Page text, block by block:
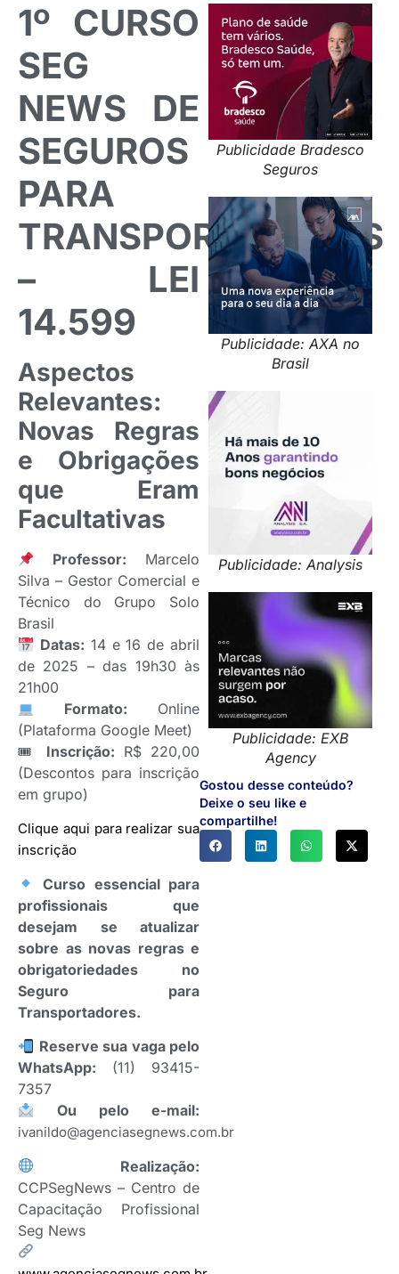
Publicidade Bradesco
Seguros
Publicidade: AXA no
Brasil
Publicidade: Analysis
Publicidade: EXB
Agency
Gostou desse conteúdo?
Deixe o seu like e
compartilhe!
1º CURSO
SEG
NEWS DE
SEGUROS
PARA
TRANSPORTADORES
– LEI
14.599
Aspectos
Relevantes:
Novas Regras
e Obrigações
que Eram
Facultativas
Professor: Marcelo
Silva – Gestor Comercial e
Técnico do Grupo Solo
Brasil
Datas: 14 e 16 de abril
de 2025 – das 19h30 às
21h00
Formato: Online
(Plataforma Google Meet)
🎟 Inscrição: R$ 220,00
(Descontos para inscrição
em grupo)
Clique aqui para realizar sua
inscrição
Curso essencial para
profissionais que
desejam se atualizar
sobre as novas regras e
obrigatoriedades no
Seguro para
Transportadores.
Reserve sua vaga pelo
WhatsApp: (11) 93415-
7357
Ou pelo e-mail:
ivanildo@agenciasegnews.com.br
Realização:
CCPSegNews – Centro de
Capacitação Profissional
Seg News